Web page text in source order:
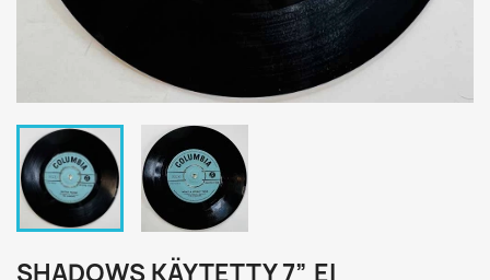
SHADOWS KÄYTETTY 7” EI